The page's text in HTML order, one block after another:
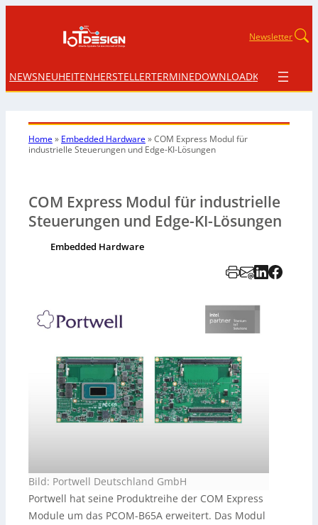
Newsletter
NEWSNEUHEITENHERSTELLERTERMINEDOWNLOADKONTAKT
Home» Embedded Hardware»COM Express Modul für
industrielle Steuerungen und Edge-KI-Lösungen
COM Express Modul für industrielle
Steuerungen und Edge-KI-Lösungen
Embedded Hardware
Bild: Portwell Deutschland GmbH
Portwell hat seine Produktreihe der COM Express
Module um das PCOM-B65A erweitert. Das Modul